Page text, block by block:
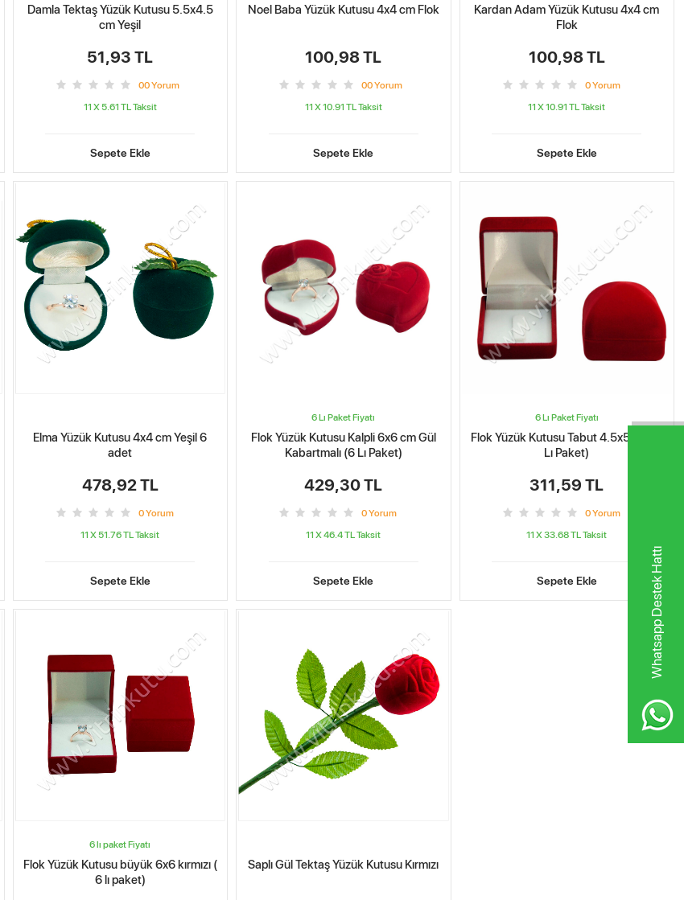
Whatsapp Destek Hattı
Damla Tektaş Yüzük Kutusu 5.5x4.5
cm Yeşil
51,93 TL
00Yorum
11 X 5.61 TLTaksit
Sepete Ekle
Noel Baba Yüzük Kutusu 4x4 cm Flok
100,98 TL
00Yorum
11 X 10.91 TLTaksit
Sepete Ekle
Kardan Adam Yüzük Kutusu 4x4 cm
Flok
100,98 TL
0Yorum
11 X 10.91 TLTaksit
Sepete Ekle
Elma Yüzük Kutusu 4x4 cm Yeşil 6
adet
478,92 TL
0Yorum
11 X 51.76 TLTaksit
Sepete Ekle
6 Lı Paket Fiyatı
Flok Yüzük Kutusu Kalpli 6x6 cm Gül
Kabartmalı (6 Lı Paket)
429,30 TL
0Yorum
11 X 46.4 TLTaksit
Sepete Ekle
6 Lı Paket Fiyatı
Flok Yüzük Kutusu Tabut 4.5x5 cm (6
Lı Paket)
311,59 TL
0Yorum
11 X 33.68 TLTaksit
Sepete Ekle
6 lı paket Fiyatı
Flok Yüzük Kutusu büyük 6x6 kırmızı (
6 lı paket)
Saplı Gül Tektaş Yüzük Kutusu Kırmızı